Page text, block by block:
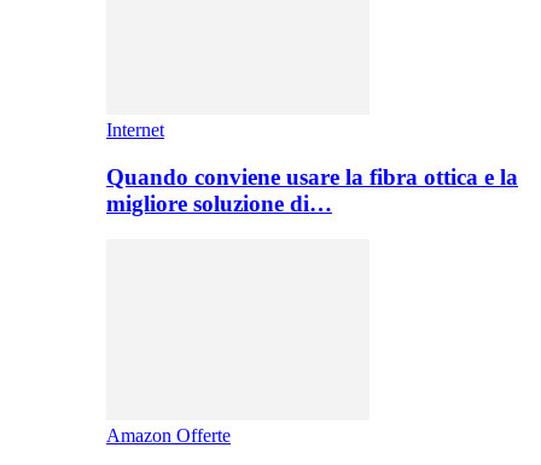
Internet
Quando conviene usare la fibra ottica e la
migliore soluzione di…
Amazon Offerte